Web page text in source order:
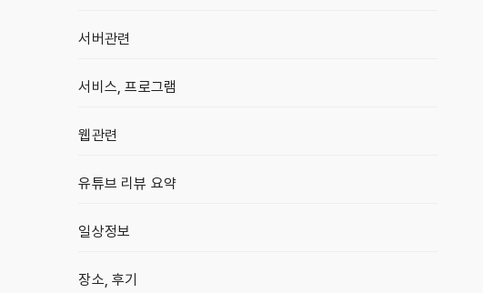
서버관련
서비스, 프로그램
웹관련
유튜브 리뷰 요약
일상정보
장소, 후기